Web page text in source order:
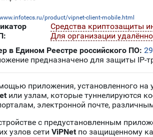
product/vipnet-client-mobile.html
Средства криптозащиты
Для организации
в Едином Реестре российского ПО:
предназначено для защиты IP-
приложения, установленного на
или узлам, которые туннелируются
электронной почте,
с предустановленным
узлов сети ViPNet по защищенному